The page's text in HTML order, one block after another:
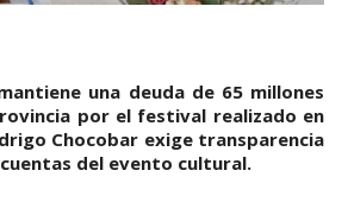
una deuda de 65 millones
por el festival realizado en
Chocobar exige transparencia
del evento cultural.